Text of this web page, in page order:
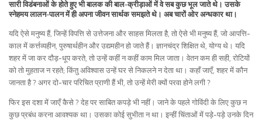
सारी विडंबनाओं के होते हुए भी बालक की बाल-क्रीड़ाओं में वे सब कुछ भूल जाते थे। उसके
स्नेहमय लालन-पालन में ही अपना जीवन सार्थक समझते थे। अब चारों ओर अन्धकार था।
यदि ऐसे मनुष्य हैं, जिन्हें विपत्ति से उत्तेजना और साहस मिलता है, तो ऐसे भी मनुष्य हैं, जो आपत्ति-
काल में कर्त्तव्यहीन, पुरुषार्थहीन और उद्यमहीन हो जाते हैं। ज्ञानचंद्र शिक्षित थे, योग्य थे। यदि
शहर में जा कर दौड़-धूप करते, तो उन्हें कहीं न कहीं काम मिल जाता। वेतन कम ही सही, रोटियों
को तो मुहताज न रहते; किंतु अविश्वास उन्हें घर से निकलने न देता था। कहाँ जाएँ, शहर में कौन
जानता है ? अगर दो-चार परिचित प्राणी हैं भी, तो उन्हें मेरी क्यों परवा होने लगी ?
फिर इस दशा में जाएँ कैसे ? देह पर साबित कपड़े भी नहीं। जाने के पहले गोविंदी के लिए कुछ न
कुछ प्रबंध करना आवश्यक था। उसका कोई सुभीता न था। इन्हीं चिंताओं में पड़े-पड़े उनके दिन